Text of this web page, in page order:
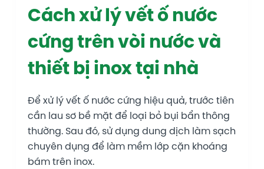
Cách xử lý vết ố nước
cứng trên vòi nước và
thiết bị inox tại nhà
Để xử lý vết ố nước cứng hiệu quả, trước tiên
cần lau sơ bề mặt để loại bỏ bụi bẩn thông
thường. Sau đó, sử dụng dung dịch làm sạch
chuyên dụng để làm mềm lớp cặn khoáng
bám trên inox.